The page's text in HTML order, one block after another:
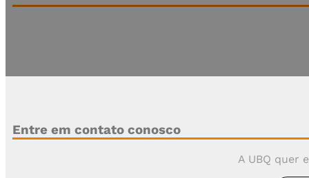
Entre em contato conosco
A UBQ quer